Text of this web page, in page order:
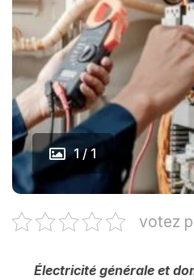
1 / 1
votez
Électricité générale et